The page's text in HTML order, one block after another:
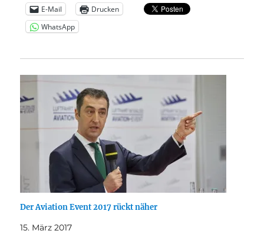
E-Mail
Drucken
WhatsApp
Der Aviation Event 2017 rückt näher
15. März 2017